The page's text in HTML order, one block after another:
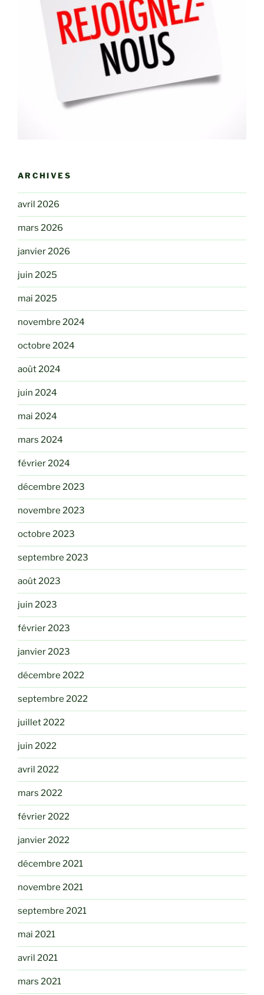
ARCHIVES
avril 2026
mars 2026
janvier 2026
juin 2025
mai 2025
novembre 2024
octobre 2024
août 2024
juin 2024
mai 2024
mars 2024
février 2024
décembre 2023
novembre 2023
octobre 2023
septembre 2023
août 2023
juin 2023
février 2023
janvier 2023
décembre 2022
septembre 2022
juillet 2022
juin 2022
avril 2022
mars 2022
février 2022
janvier 2022
décembre 2021
novembre 2021
septembre 2021
mai 2021
avril 2021
mars 2021